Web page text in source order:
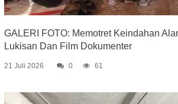
GALERI FOTO: Memotret Keindahan
Lukisan Dan Film Dokumenter
21 Juli 2026 0 61